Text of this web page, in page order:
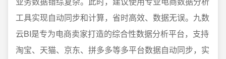
工具实现自动同步和计算，省时高效、数据无误。九数
云BI是专为电商卖家打造的综合性数据分析平台，支持
淘宝、天猫、京东、拼多多等多平台数据自动同步，实